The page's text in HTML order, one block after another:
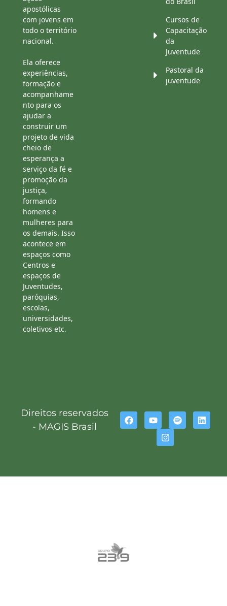
apostólicas
com jovens em
todo o território
nacional.
Ela oferece
experiências,
formação e
acompanhame
nto para os
ajudar a
construir um
projeto de vida
cheio de
esperança a
serviço da fé e
promoção da
justiça,
formando
homens e
mulheres para
os demais. Isso
acontece em
espaços como
Centros e
espaços de
Juventudes,
paróquias,
escolas,
universidades,
coletivos etc.
Cursos de
Capacitação
da
Juventude
Pastoral da
juventude
Direitos reservados
- MAGIS Brasil